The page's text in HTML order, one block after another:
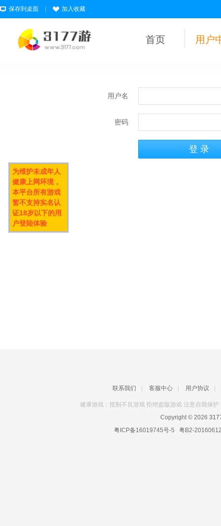
保存到桌面 加入收藏
首页 用户
用户名
密码
联系我们 客服中心 用户协议
健康游戏：抵制不良游戏 拒绝盗版游戏 注意自我保
Copyright © 2026
粤ICP备16019745号-5 粤B2-
为维护未成年人
健康上网环境，
本平台所有游戏
暂不支持实名认
证18岁以下的用
户登陆体验